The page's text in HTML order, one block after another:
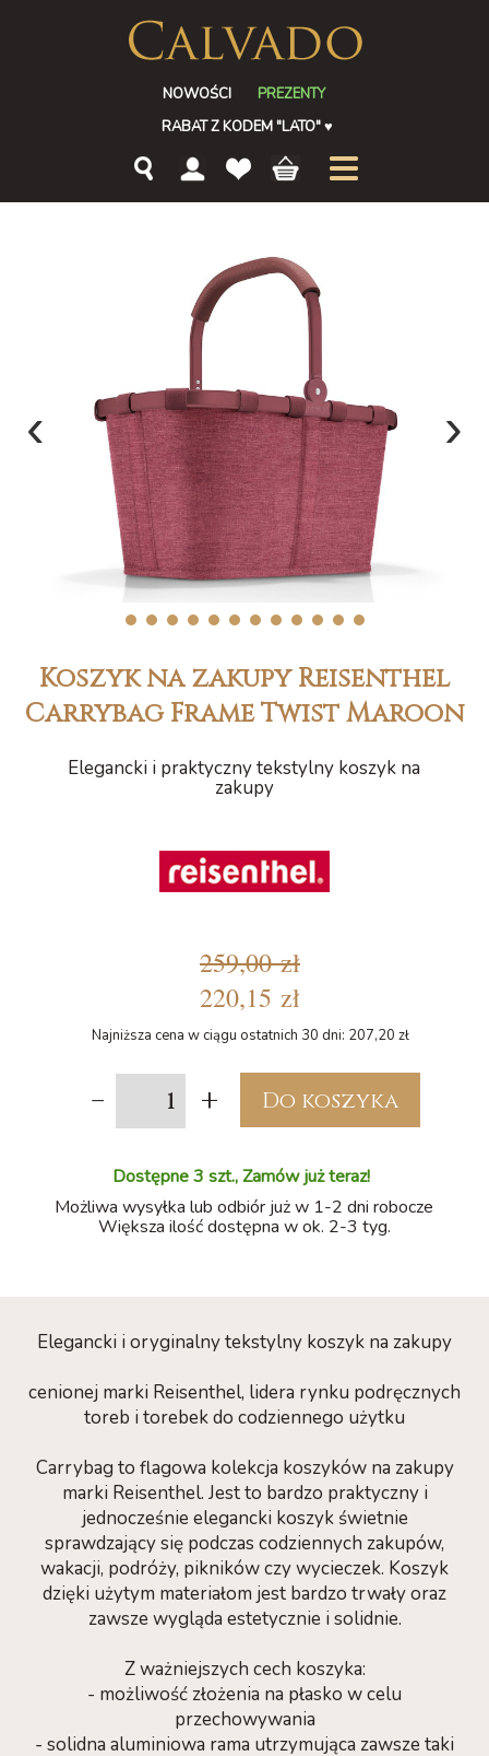
NOWOŚCI
PREZENTY
RABAT Z KODEM "LATO"♥
‹ ›
1 2 3 4 5 6 7 8 9 10 11 12
Koszyk na zakupy Reisenthel
Carrybag Frame Twist Maroon
Elegancki i praktyczny tekstylny koszyk na
zakupy
259,00 zł
220,15 zł
Najniższa cena w ciągu ostatnich 30 dni: 207,20 zł
- + Do koszyka
Dostępne 3 szt., Zamów już teraz!
Możliwa wysyłka lub odbiór już w 1-2 dni robocze
Większa ilość dostępna w ok. 2-3 tyg.
Elegancki i oryginalny tekstylny koszyk na zakupy
cenionej marki Reisenthel, lidera rynku podręcznych
toreb i torebek do codziennego użytku
Carrybag to flagowa kolekcja koszyków na zakupy
marki Reisenthel. Jest to bardzo praktyczny i
jednocześnie elegancki koszyk świetnie
sprawdzający się podczas codziennych zakupów,
wakacji, podróży, pikników czy wycieczek. Koszyk
dzięki użytym materiałom jest bardzo trwały oraz
zawsze wygląda estetycznie i solidnie.
Z ważniejszych cech koszyka:
- możliwość złożenia na płasko w celu
przechowywania
- solidna aluminiowa rama utrzymująca zawsze taki